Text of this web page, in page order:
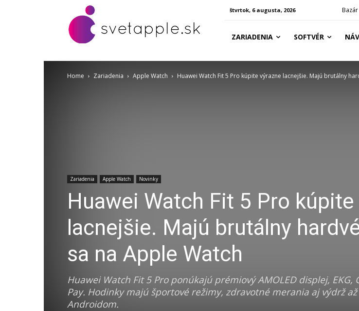
štvrtok, 6 augusta, 2026 Bazár
ZARIADENIA SOFTVÉR
Home Zariadenia Apple Watch Huawei Watch Fit 5 Pro kúpite výrazne lacnejšie. Majú brutálny
Zariadenia Apple Watch Novinky
Huawei Watch Fit 5 Pro kúpite
lacnejšie. Majú brutálny
sa na Apple Watch
Huawei Watch Fit 5 Pro ponúkajú prémiový AMOLED displej, EKG,
Pay. Hodinky majú športové režimy, zdravotné merania aj výdrž
Androidom.